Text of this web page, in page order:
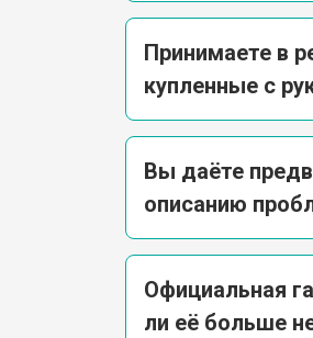
Принимаете в
купленные с
Вы даёте
описанию
Официальная
ли её больше